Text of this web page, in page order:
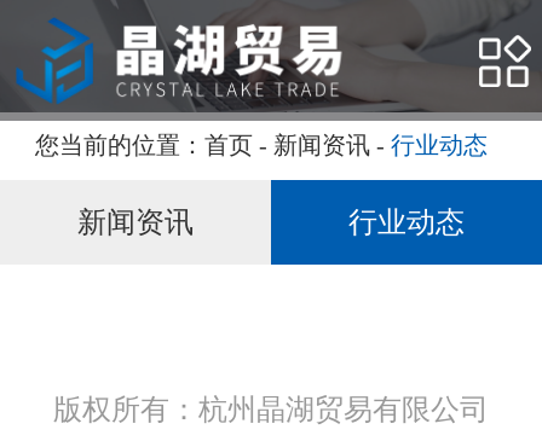
网站首页
关于我们
新闻资讯
人力资源
您当前的位置： 首页 - 新闻资讯- 行业动态
新闻资讯 行业动态
版权所有：杭州晶湖贸易有限公司